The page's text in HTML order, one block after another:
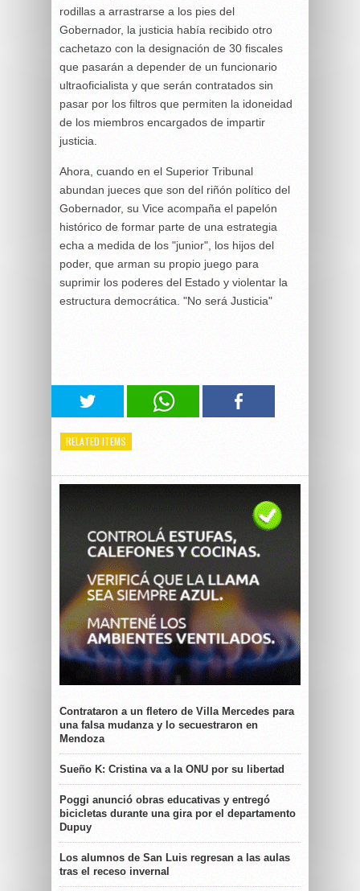
rodillas a arrastrarse a los pies del
Gobernador, la justicia había recibido otro
cachetazo con la designación de 30 fiscales
que pasarán a depender de un funcionario
ultraoficialista y que serán contratados sin
pasar por los filtros que permiten la idoneidad
de los miembros encargados de impartir
justicia.
Ahora, cuando en el Superior Tribunal
abundan jueces que son del riñón político del
Gobernador, su Vice acompaña el papelón
histórico de formar parte de una estrategia
echa a medida de los "junior", los hijos del
poder, que arman su propio juego para
suprimir los poderes del Estado y violentar la
estructura democrática. "No será Justicia"
RELATED ITEMS
Contrataron a un fletero de Villa Mercedes para
una falsa mudanza y lo secuestraron en
Mendoza
Sueño K: Cristina va a la ONU por su libertad
Poggi anunció obras educativas y entregó
bicicletas durante una gira por el departamento
Dupuy
Los alumnos de San Luis regresan a las aulas
tras el receso invernal